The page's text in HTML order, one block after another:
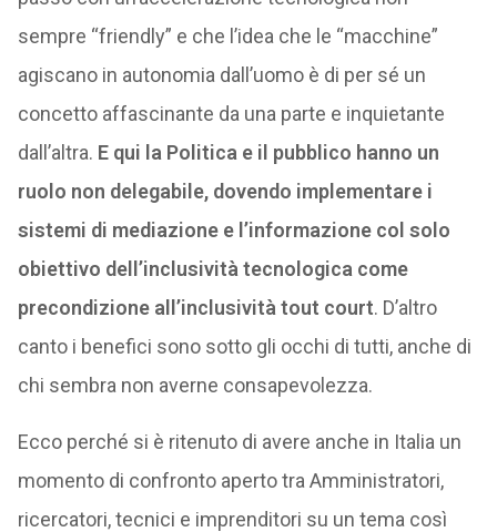
sempre “friendly” e che l’idea che le “macchine”
agiscano in autonomia dall’uomo è di per sé un
concetto affascinante da una parte e inquietante
dall’altra. E qui la Politica e il pubblico hanno un
ruolo non delegabile, dovendo implementare i
sistemi di mediazione e l’informazione col solo
obiettivo dell’inclusività tecnologica come
precondizione all’inclusività tout court. D’altro
canto i benefici sono sotto gli occhi di tutti, anche di
chi sembra non averne consapevolezza.
Ecco perché si è ritenuto di avere anche in Italia un
momento di confronto aperto tra Amministratori,
ricercatori, tecnici e imprenditori su un tema così